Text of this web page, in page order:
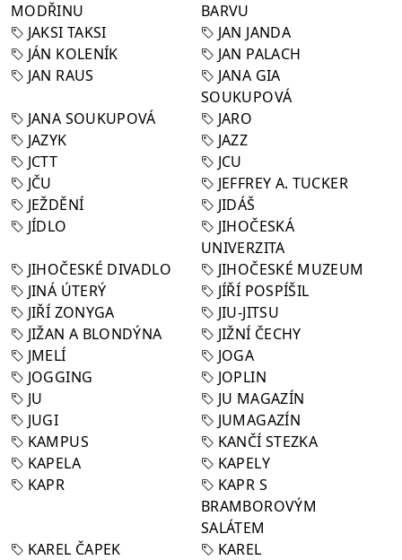
MODŘINU
BARVU
JAKSI TAKSI
JAN JANDA
JÁN KOLENÍK
JAN PALACH
JAN RAUS
JANA GIA
SOUKUPOVÁ
JANA SOUKUPOVÁ
JARO
JAZYK
JAZZ
JCTT
JCU
JČU
JEFFREY A. TUCKER
JEŽDĚNÍ
JIDÁŠ
JÍDLO
JIHOČESKÁ
UNIVERZITA
JIHOČESKÉ DIVADLO
JIHOČESKÉ MUZEUM
JINÁ ÚTERÝ
JÍŘÍ POSPÍŠIL
JIŘÍ ZONYGA
JIU-JITSU
JIŽAN A BLONDÝNA
JIŽNÍ ČECHY
JMELÍ
JOGA
JOGGING
JOPLIN
JU
JU MAGAZÍN
JUGI
JUMAGAZÍN
KAMPUS
KANČÍ STEZKA
KAPELA
KAPELY
KAPR
KAPR S
BRAMBOROVÝM
SALÁTEM
KAREL ČAPEK
KAREL